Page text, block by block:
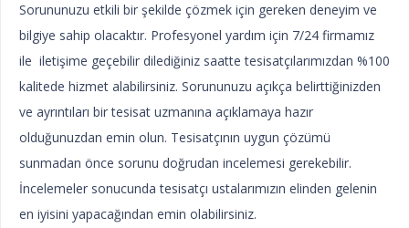
Sorununuzu etkili bir şekilde çözmek için gereken deneyim ve
bilgiye sahip olacaktır. Profesyonel yardım için 7/24 firmamız
ile iletişime geçebilir dilediğiniz saatte tesisatçılarımızdan %100
kalitede hizmet alabilirsiniz. Sorununuzu açıkça belirttiğinizden
ve ayrıntıları bir tesisat uzmanına açıklamaya hazır
olduğunuzdan emin olun. Tesisatçının uygun çözümü
sunmadan önce sorunu doğrudan incelemesi gerekebilir.
İncelemeler sonucunda tesisatçı ustalarımızın elinden gelenin
en iyisini yapacağından emin olabilirsiniz.